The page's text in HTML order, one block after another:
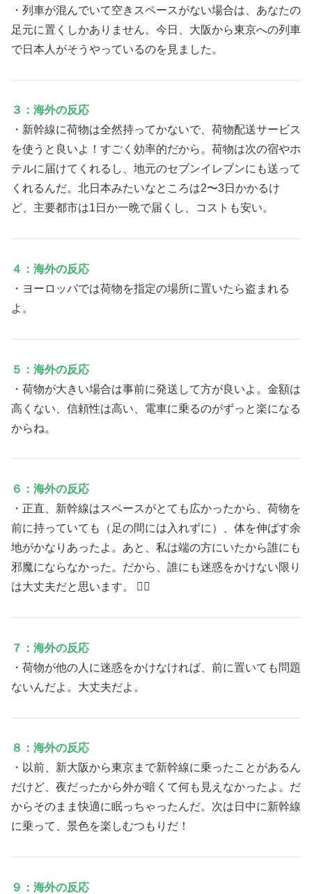
・列車が混んでいて空きスペースがない場合は、あなたの
足元に置くしかありません。今日、大阪から東京への列車
で日本人がそうやっているのを見ました。
３：海外の反応
・新幹線に荷物は全然持ってかないで、荷物配送サービス
を使うと良いよ！すごく効率的だから。荷物は次の宿やホ
テルに届けてくれるし、地元のセブンイレブンにも送って
くれるんだ。北日本みたいなところは2〜3日かかるけ
ど、主要都市は1日か一晩で届くし、コストも安い。
４：海外の反応
・ヨーロッパでは荷物を指定の場所に置いたら盗まれる
よ。
５：海外の反応
・荷物が大きい場合は事前に発送して方が良いよ。金額は
高くない、信頼性は高い、電車に乗るのがずっと楽になる
からね。
６：海外の反応
・正直、新幹線はスペースがとても広かったから、荷物を
前に持っていても（足の間には入れずに）、体を伸ばす余
地がかなりあったよ。あと、私は端の方にいたから誰にも
邪魔にならなかった。だから、誰にも迷惑をかけない限り
は大丈夫だと思います。 🤷‍♀️
７：海外の反応
・荷物が他の人に迷惑をかけなければ、前に置いても問題
ないんだよ。大丈夫だよ。
８：海外の反応
・以前、新大阪から東京まで新幹線に乗ったことがあるん
だけど、夜だったから外が暗くて何も見えなかったよ。だ
からそのまま快適に眠っちゃったんだ。次は日中に新幹線
に乗って、景色を楽しむつもりだ！
９：海外の反応